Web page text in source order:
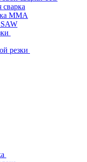
сварка
MMA
резки